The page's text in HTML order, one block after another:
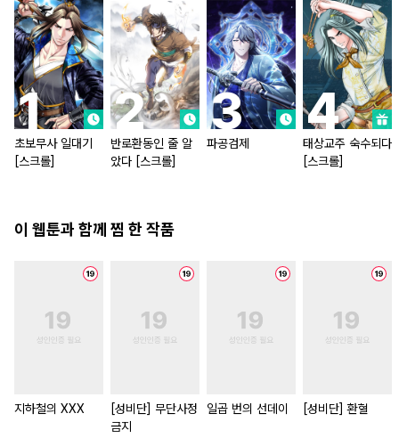
초보무사 일대기
[스크롤]
반로환동인 줄 알
았다 [스크롤]
파공검제
태상교주 숙수되다
[스크롤]
이 웹툰과 함께 찜 한 작품
지하철의 XXX
[성비단] 무단사정
금지
일곱 번의 선데이 [성비단] 환혈